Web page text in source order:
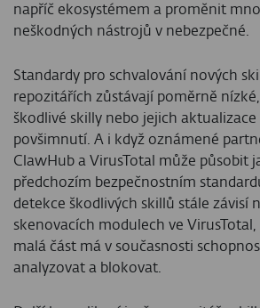
napříč ekosystémem a proměnit
neškodných nástrojů v nebezpečné.
Standardy pro schvalování nových
repozitářích zůstávají poměrně
škodlivé skilly nebo jejich
povšimnutí. A i když oznámené
ClawHub a VirusTotal může působit
předchozím bezpečnostním
detekce škodlivých skillů stále závisí
skenovacích modulech ve
malá část má v současnosti
analyzovat a blokovat.